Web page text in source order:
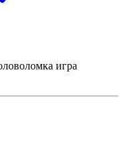
игра